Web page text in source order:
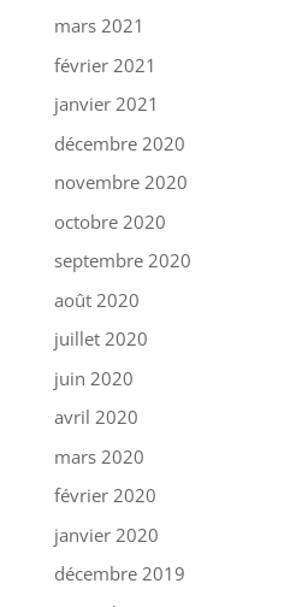
mars 2021
février 2021
janvier 2021
décembre 2020
novembre 2020
octobre 2020
septembre 2020
août 2020
juillet 2020
juin 2020
avril 2020
mars 2020
février 2020
janvier 2020
décembre 2019